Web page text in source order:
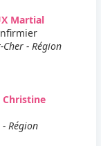
Martial
- Région
Christine
Région